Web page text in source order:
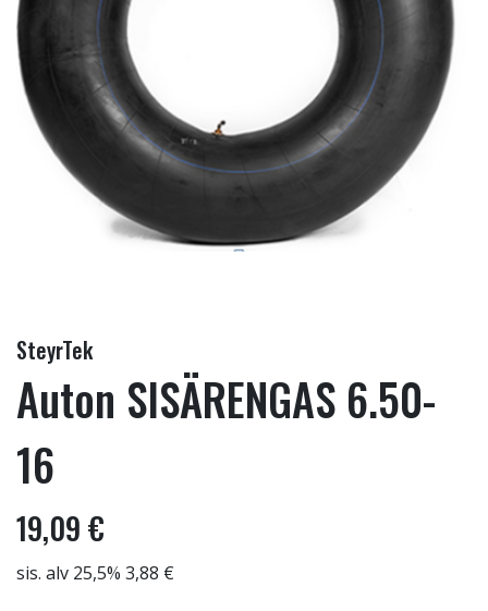
SteyrTek
Auton SISÄRENGAS 6.50-
16
19,09 €
sis. alv 25,5% 3,88 €